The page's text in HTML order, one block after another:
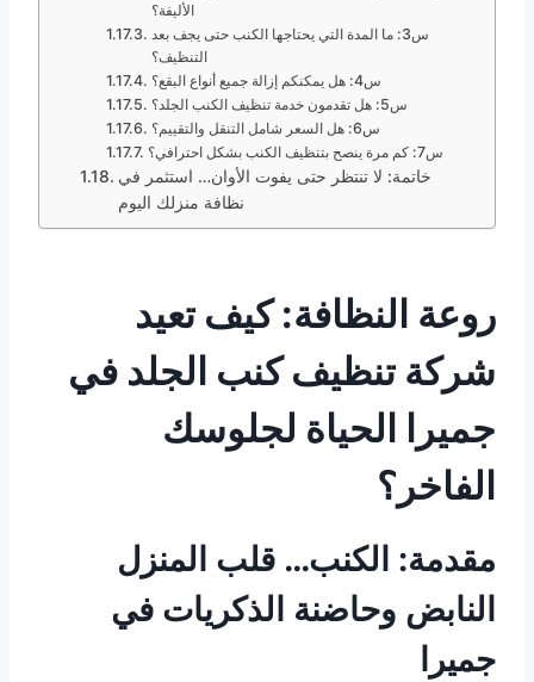
الأليفة؟
س3: ما المدة التي يحتاجها الكنب حتى يجف بعد
التنظيف؟
س4: هل يمكنكم إزالة جميع أنواع البقع؟
س5: هل تقدمون خدمة تنظيف الكنب الجلد؟
س6: هل السعر شامل التنقل والتقييم؟
س7: كم مرة ينصح بتنظيف الكنب بشكل احترافي؟
خاتمة: لا تنتظر حتى يفوت الأوان… استثمر في
نظافة منزلك اليوم
روعة النظافة: كيف تعيد
شركة تنظيف كنب الجلد في
جميرا الحياة لجلوسك
الفاخر؟
مقدمة: الكنب… قلب المنزل
النابض وحاضنة الذكريات في
جميرا